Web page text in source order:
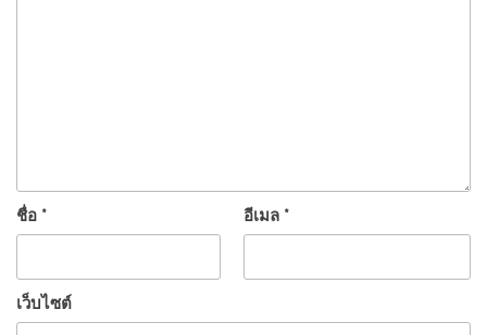
ชื่อ * อีเมล *
เว็บไซต์